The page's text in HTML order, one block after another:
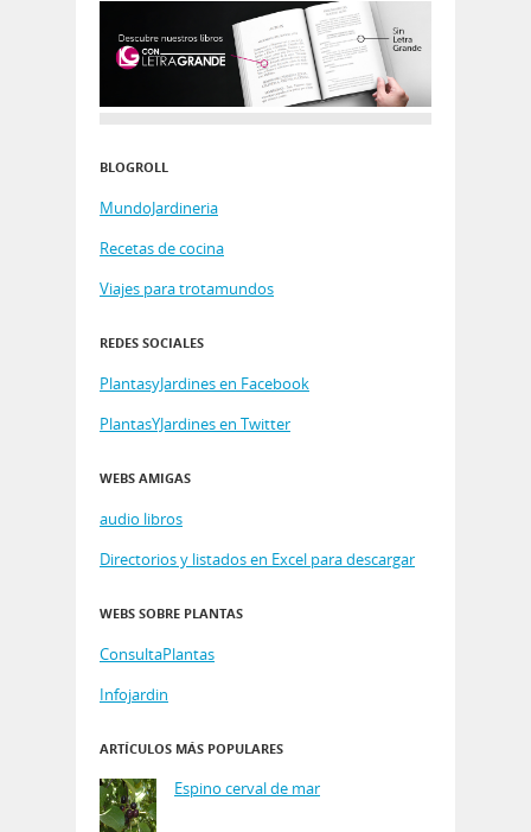
BLOGROLL
MundoJardineria
Recetas de cocina
Viajes para trotamundos
REDES SOCIALES
PlantasyJardines en Facebook
PlantasYJardines en Twitter
WEBS AMIGAS
audio libros
Directorios y listados en Excel para descargar
WEBS SOBRE PLANTAS
ConsultaPlantas
Infojardin
ARTÍCULOS MÁS POPULARES
Espino cerval de mar